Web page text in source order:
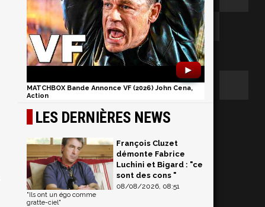
►
MATCHBOX Bande Annonce VF (2026) John Cena,
Action
LES DERNIÈRES NEWS
François Cluzet
démonte Fabrice
Luchini et Bigard : "ce
sont des cons "
08/08/2026, 08:51
"Ils ont un égo comme
gratte-ciel"